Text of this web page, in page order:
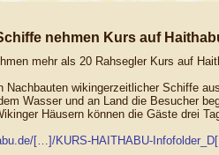
nehmen Kurs auf
mehr als 20 Rahsegler Kurs auf
Nachbauten wikingerzeitlicher Schiffe
Wasser und an Land die Besucher
Häusern können die Gäste drei
[…]/KURS-HAITHABU-